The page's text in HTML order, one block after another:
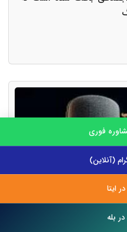
فوری
(آنلاین)
ایتا
در بله